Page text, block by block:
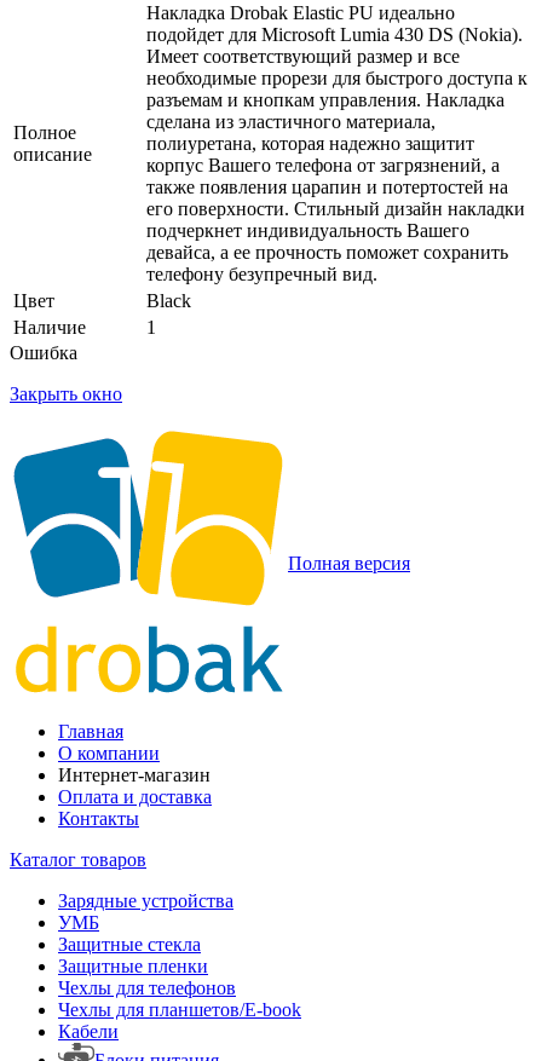
Полное
описание
Накладка Drobak Elastic PU идеально
подойдет для Microsoft Lumia 430 DS (Nokia).
Имеет соответствующий размер и все
необходимые прорези для быстрого доступа к
разъемам и кнопкам управления. Накладка
сделана из эластичного материала,
полиуретана, которая надежно защитит
корпус Вашего телефона от загрязнений, а
также появления царапин и потертостей на
его поверхности. Стильный дизайн накладки
подчеркнет индивидуальность Вашего
девайса, а ее прочность поможет сохранить
телефону безупречный вид.
Цвет
Black
Наличие
1
Ошибка
Закрыть окно
Полная версия
Главная
О компании
Интернет-магазин
Оплата и доставка
Контакты
Каталог товаров
Зарядные устройства
УМБ
Защитные стекла
Защитные пленки
Чехлы для телефонов
Чехлы для планшетов/E-book
Кабели